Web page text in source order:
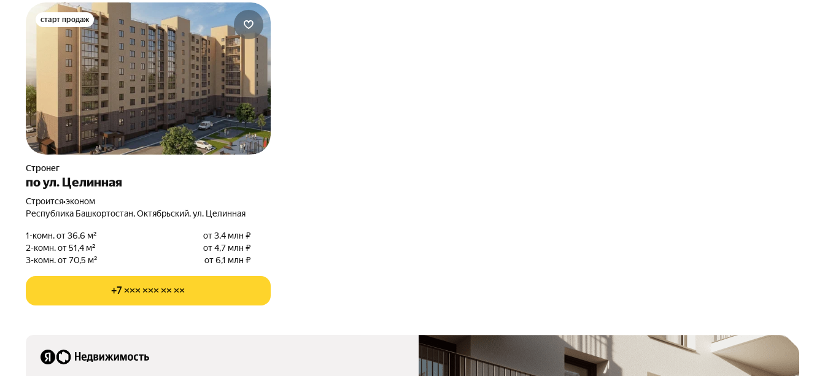
старт продаж
Стронег
по ул. Целинная
Строится•эконом
Республика Башкортостан, Октябрьский, ул. Целинная
1-комн. от 36,6 м²
от 3,4 млн ₽
2-комн. от 51,4 м²
от 4,7 млн ₽
3-комн. от 70,5 м²
от 6,1 млн ₽
+7 ××× ××× ×× ××